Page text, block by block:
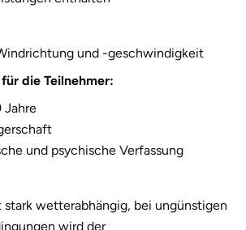
und -geschwindigkeit
die Teilnehmer:
Jahre
und psychische Verfassung
stark wetterabhängig, bei ungünstigen
wird der